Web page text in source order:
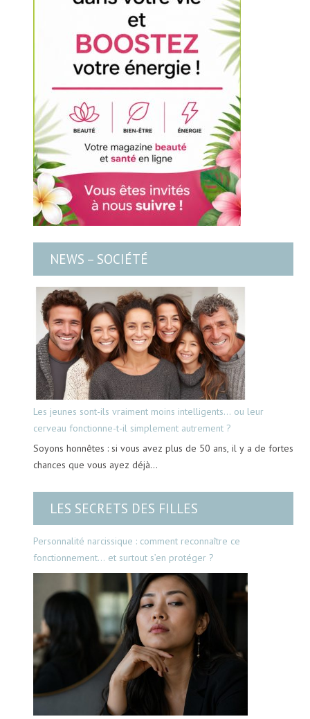
NEWS – SOCIÉTÉ
Les jeunes sont-ils vraiment moins intelligents… ou leur
cerveau fonctionne-t-il simplement autrement ?
Soyons honnêtes : si vous avez plus de 50 ans, il y a de fortes
chances que vous ayez déjà…
LES SECRETS DES FILLES
Personnalité narcissique : comment reconnaître ce
fonctionnement… et surtout s’en protéger ?